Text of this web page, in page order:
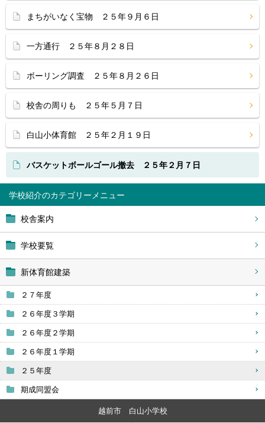
学校紹介
校舎案内
学校要覧
新体育館建築
２７年度
２６年度３学期
２６年度２学期
２６年度１学期
２５年度
期成同盟会
まちがいなく宝物 ２５年９月６日
一方通行 ２５年８月２８日
ボーリング調査 ２５年８月２６日
校舎の周りも ２５年５月７日
白山小体育館 ２５年２月１９日
バスケットボールゴール撤去 ２５年２月７日
越前市 白山小学校